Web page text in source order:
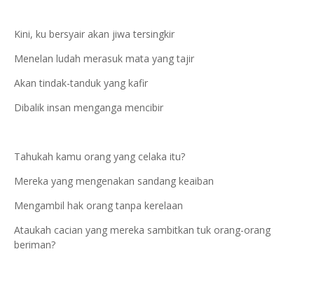
Kini, ku bersyair akan jiwa tersingkir
Menelan ludah merasuk mata yang tajir
Akan tindak-tanduk yang kafir
Dibalik insan menganga mencibir
Tahukah kamu orang yang celaka itu?
Mereka yang mengenakan sandang keaiban
Mengambil hak orang tanpa kerelaan
Ataukah cacian yang mereka sambitkan tuk orang-orang
beriman?